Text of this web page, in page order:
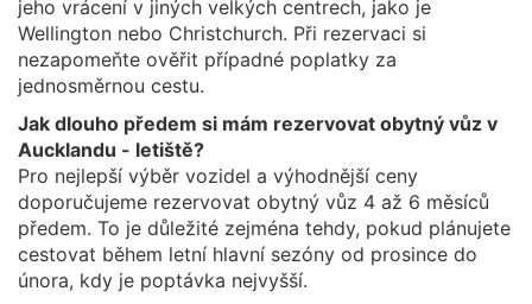
jeho vrácení v jiných velkých centrech, jako je
Wellington nebo Christchurch. Při rezervaci si
nezapomeňte ověřit případné poplatky za
jednosměrnou cestu.
Jak dlouho předem si mám rezervovat obytný vůz v
Aucklandu - letiště?
Pro nejlepší výběr vozidel a výhodnější ceny
doporučujeme rezervovat obytný vůz 4 až 6 měsíců
předem. To je důležité zejména tehdy, pokud plánujete
cestovat během letní hlavní sezóny od prosince do
února, kdy je poptávka nejvyšší.